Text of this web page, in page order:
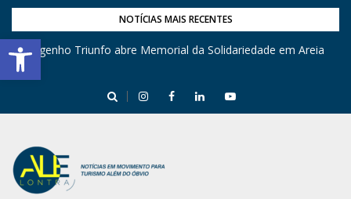
Barra de Ferramentas Aberta
NOTÍCIAS MAIS RECENTES
Engenho Triunfo abre Memorial da Solidariedade em Areia